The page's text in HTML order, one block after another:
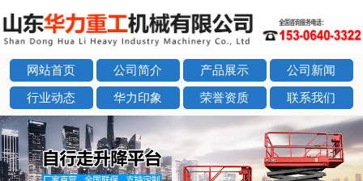
网站首页 公司简介 产品展示 公司新闻
行业动态 华力印象 荣誉资质 联系我们